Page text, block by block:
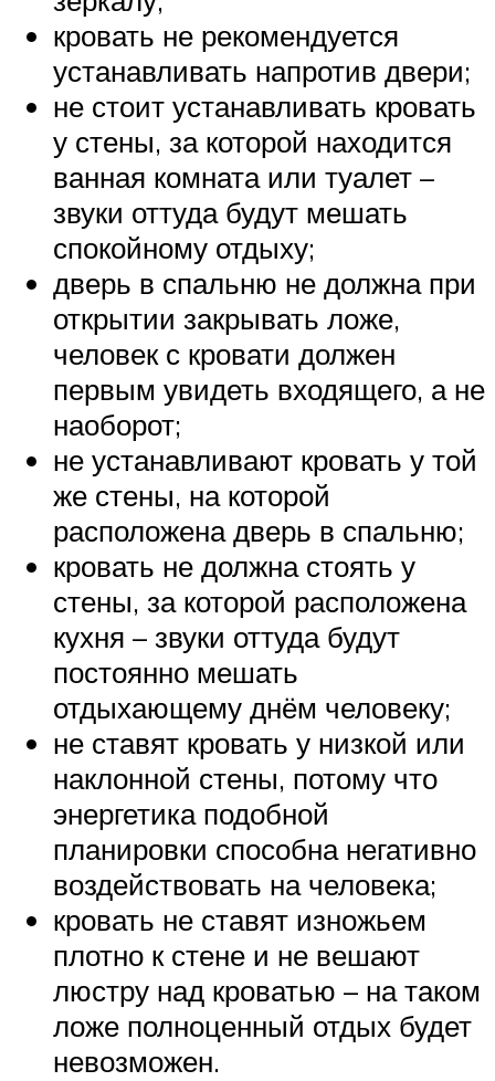
кровать не рекомендуется
устанавливать напротив двери;
не стоит устанавливать кровать
у стены, за которой находится
ванная комната или туалет –
звуки оттуда будут мешать
спокойному отдыху;
дверь в спальню не должна при
открытии закрывать ложе,
человек с кровати должен
первым увидеть входящего, а не
наоборот;
не устанавливают кровать у той
же стены, на которой
расположена дверь в спальню;
кровать не должна стоять у
стены, за которой расположена
кухня – звуки оттуда будут
постоянно мешать
отдыхающему днём человеку;
не ставят кровать у низкой или
наклонной стены, потому что
энергетика подобной
планировки способна негативно
воздействовать на человека;
кровать не ставят изножьем
плотно к стене и не вешают
люстру над кроватью – на таком
ложе полноценный отдых будет
невозможен.